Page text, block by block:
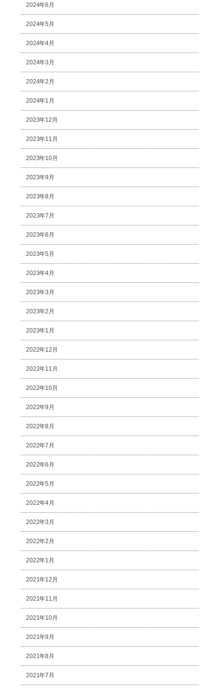
2024年6月
2024年5月
2024年4月
2024年3月
2024年2月
2024年1月
2023年12月
2023年11月
2023年10月
2023年9月
2023年8月
2023年7月
2023年6月
2023年5月
2023年4月
2023年3月
2023年2月
2023年1月
2022年12月
2022年11月
2022年10月
2022年9月
2022年8月
2022年7月
2022年6月
2022年5月
2022年4月
2022年3月
2022年2月
2022年1月
2021年12月
2021年11月
2021年10月
2021年9月
2021年8月
2021年7月